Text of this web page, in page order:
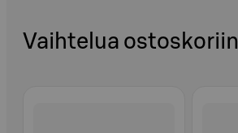
Vaihtelua ostoskoriin